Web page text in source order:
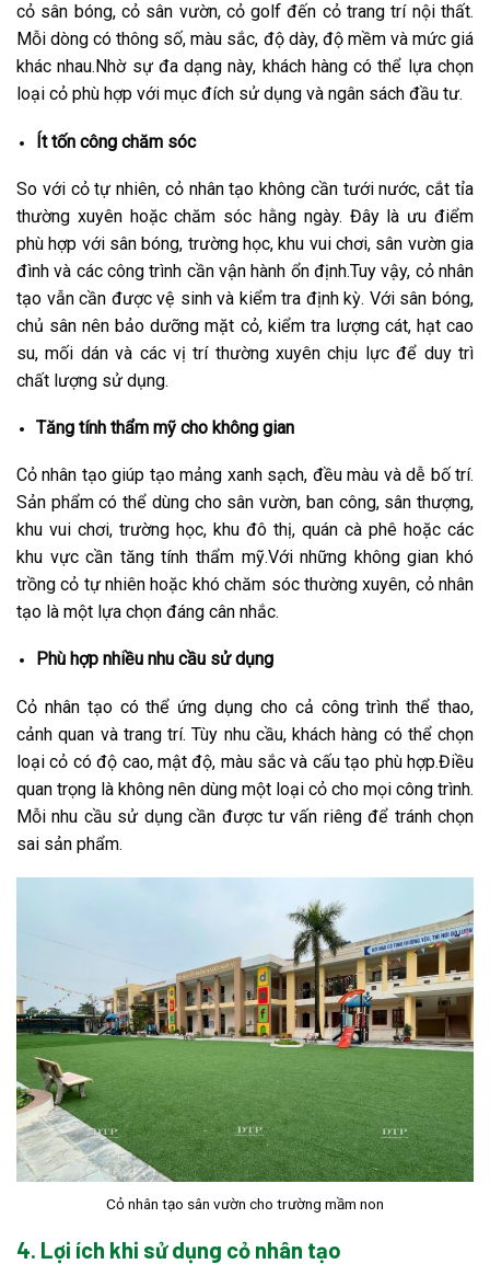
cỏ sân bóng, cỏ sân vườn, cỏ golf đến cỏ trang trí nội thất.
Mỗi dòng có thông số, màu sắc, độ dày, độ mềm và mức giá
khác nhau. Nhờ sự đa dạng này, khách hàng có thể lựa chọn
loại cỏ phù hợp với mục đích sử dụng và ngân sách đầu tư.
Ít tốn công chăm sóc
So với cỏ tự nhiên, cỏ nhân tạo không cần tưới nước, cắt tỉa
thường xuyên hoặc chăm sóc hằng ngày. Đây là ưu điểm
phù hợp với sân bóng, trường học, khu vui chơi, sân vườn gia
đình và các công trình cần vận hành ổn định.Tuy vậy, cỏ nhân
tạo vẫn cần được vệ sinh và kiểm tra định kỳ. Với sân bóng,
chủ sân nên bảo dưỡng mặt cỏ, kiểm tra lượng cát, hạt cao
su, mối dán và các vị trí thường xuyên chịu lực để duy trì
chất lượng sử dụng.
Tăng tính thẩm mỹ cho không gian
Cỏ nhân tạo giúp tạo mảng xanh sạch, đều màu và dễ bố trí.
Sản phẩm có thể dùng cho sân vườn, ban công, sân thượng,
khu vui chơi, trường học, khu đô thị, quán cà phê hoặc các
khu vực cần tăng tính thẩm mỹ.Với những không gian khó
trồng cỏ tự nhiên hoặc khó chăm sóc thường xuyên, cỏ nhân
tạo là một lựa chọn đáng cân nhắc.
Phù hợp nhiều nhu cầu sử dụng
Cỏ nhân tạo có thể ứng dụng cho cả công trình thể thao,
cảnh quan và trang trí. Tùy nhu cầu, khách hàng có thể chọn
loại cỏ có độ cao, mật độ, màu sắc và cấu tạo phù hợp.Điều
quan trọng là không nên dùng một loại cỏ cho mọi công trình.
Mỗi nhu cầu sử dụng cần được tư vấn riêng để tránh chọn
sai sản phẩm.
Cỏ nhân tạo sân vườn cho trường mầm non
4. Lợi ích khi sử dụng cỏ nhân tạo